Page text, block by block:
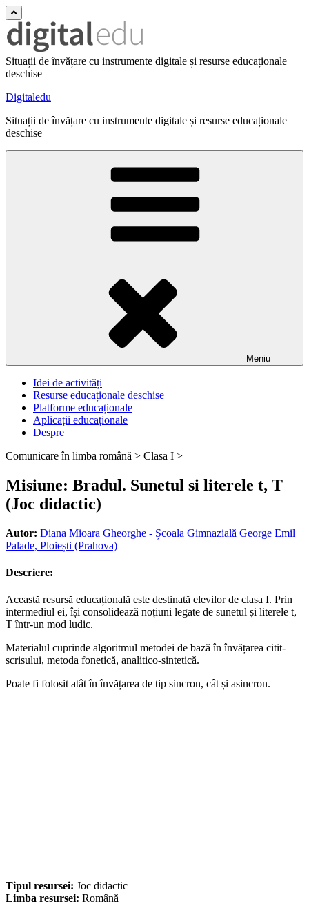
Situații de învățare cu instrumente digitale și resurse educaționale
deschise
Digitaledu
Situații de învățare cu instrumente digitale și resurse educaționale
deschise
Meniu
Idei de activități
Resurse educaționale deschise
Platforme educaționale
Aplicații educaționale
Despre
Comunicare în limba română > Clasa I >
Misiune: Bradul. Sunetul si literele t, T
(Joc didactic)
Autor: Diana Mioara Gheorghe - Școala Gimnazială George Emil
Palade, Ploiești (Prahova)
Descriere:
Această resursă educațională este destinată elevilor de clasa I. Prin
intermediul ei, își consolidează noțiuni legate de sunetul și literele t,
T într-un mod ludic.
Materialul cuprinde algoritmul metodei de bază în învățarea citit-
scrisului, metoda fonetică, analitico-sintetică.
Poate fi folosit atât în învățarea de tip sincron, cât și asincron.
Tipul resursei: Joc didactic
Limba resursei: Română